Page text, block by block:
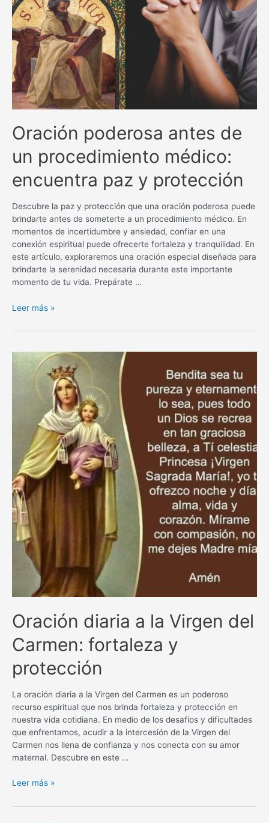
separar
y
alejar
todo
lo
negativo.
Oración poderosa antes de
un procedimiento médico:
encuentra paz y protección
Descubre la paz y protección que una oración poderosa puede
brindarte antes de someterte a un procedimiento médico. En
momentos de incertidumbre y ansiedad, confiar en una
conexión espiritual puede ofrecerte fortaleza y tranquilidad. En
este artículo, exploraremos una oración especial diseñada para
brindarte la serenidad necesaria durante este importante
momento de tu vida. Prepárate …
Oración
antes
procedimiento
encuentra
protección
Leer más »
Oración diaria a la Virgen del
Carmen: fortaleza y
protección
La oración diaria a la Virgen del Carmen es un poderoso
recurso espiritual que nos brinda fortaleza y protección en
nuestra vida cotidiana. En medio de los desafíos y dificultades
que enfrentamos, acudir a la intercesión de la Virgen del
Carmen nos llena de confianza y nos conecta con su amor
maternal. Descubre en este …
Oración
a
Leer más »